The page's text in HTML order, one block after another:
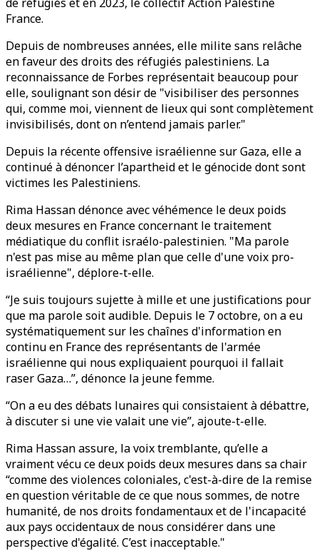
France.
Depuis de nombreuses années, elle milite sans relâche
en faveur des droits des réfugiés palestiniens. La
reconnaissance de Forbes représentait beaucoup pour
elle, soulignant son désir de "visibiliser des personnes
qui, comme moi, viennent de lieux qui sont complètement
invisibilisés, dont on n’entend jamais parler."
Depuis la récente offensive israélienne sur Gaza, elle a
continué à dénoncer l’apartheid et le génocide dont sont
victimes les Palestiniens.
Rima Hassan dénonce avec véhémence le deux poids
deux mesures en France concernant le traitement
médiatique du conflit israélo-palestinien. "Ma parole
n'est pas mise au même plan que celle d'une voix pro-
israélienne", déplore-t-elle.
“Je suis toujours sujette à mille et une justifications pour
que ma parole soit audible. Depuis le 7 octobre, on a eu
systématiquement sur les chaînes d'information en
continu en France des représentants de l'armée
israélienne qui nous expliquaient pourquoi il fallait
raser Gaza…”, dénonce la jeune femme.
“On a eu des débats lunaires qui consistaient à débattre,
à discuter si une vie valait une vie”, ajoute-t-elle.
Rima Hassan assure, la voix tremblante, qu’elle a
vraiment vécu ce deux poids deux mesures dans sa chair
“comme des violences coloniales, c'est-à-dire de la remise
en question véritable de ce que nous sommes, de notre
humanité, de nos droits fondamentaux et de l'incapacité
aux pays occidentaux de nous considérer dans une
perspective d'égalité. C’est inacceptable."